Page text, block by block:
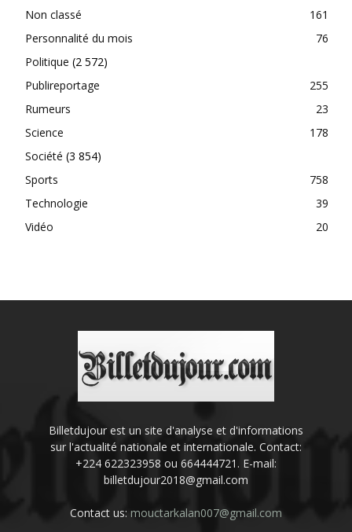
Non classé
161
Personnalité du mois
76
Politique (2 572)
Publireportage
255
Rumeurs
23
Science
178
Société (3 854)
Sports
758
Technologie
39
Vidéo
20
Billetdujour est un site d'analyse et d'informations
sur l'actualité nationale et internationale. Contact:
+224 622323958 ou 664444721. E-mail:
billetdujour2018@gmail.com
Contact us: mouctarkalan007@gmail.com